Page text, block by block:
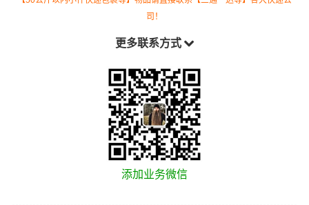
司！
更多联系方式
添加业务微信